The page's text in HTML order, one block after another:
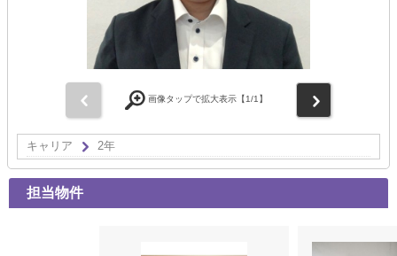
画像タップで拡大表示【1/1】
キャリア 2年
担当物件